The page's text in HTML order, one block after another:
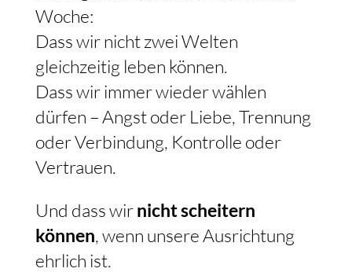
Woche:
Dass wir nicht zwei Welten
gleichzeitig leben können.
Dass wir immer wieder wählen
dürfen – Angst oder Liebe, Trennung
oder Verbindung, Kontrolle oder
Vertrauen.
Und dass wirnicht scheitern
können , wenn unsere Ausrichtung
ehrlich ist.